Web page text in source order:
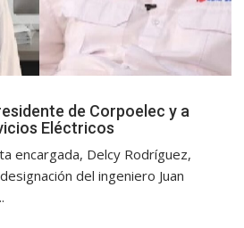
de Corpoelec y a
Eléctricos
encargada, Delcy Rodríguez,
del ingeniero Juan